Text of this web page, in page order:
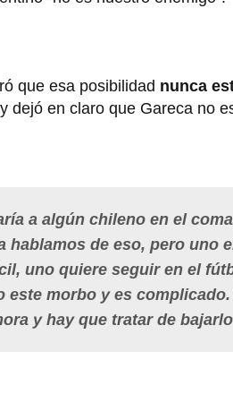
que esa posibilidad nunca
y dejó en claro que Gareca no
a algún chileno en el
hablamos de eso, pero uno
uno quiere seguir en el
morbo y es
y hay que tratar de